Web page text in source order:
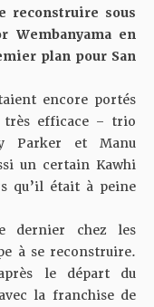
reconstruire sous
Wembanyama en
plan pour San
encore portés
très efficace – trio
Parker et Manu
un certain Kawhi
qu’il était à peine
dernier chez les
à se reconstruire.
le départ du
la franchise de